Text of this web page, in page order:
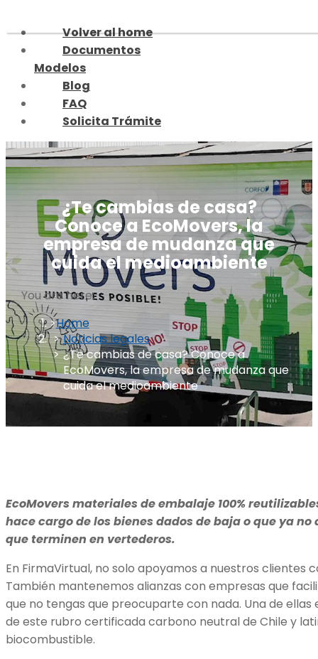
to
content
Volver al home
Documentos
Modelos
Blog
FAQ
Solicita Trámite
¿Te cambias de casa?
Conoce a EcoMovers, la
empresa de mudanza que
cuida el medioambiente
You are here:
Home
Noticias legales
¿Te cambias de casa? Conoce a
EcoMovers, la empresa de mudanza que
cuida el medioambiente
EcoMovers materiales de embalaje 100%
hace cargo de los bienes dados de baja o que ya
que terminen en vertederos.
En FirmaVirtual, no solo apoyamos a nuestros clientes
También mantenemos alianzas con empresas que
que no tengas que preocuparte con nada. Una de ellas
de este rubro certificada carbono neutral de Chile y
biocombustible.